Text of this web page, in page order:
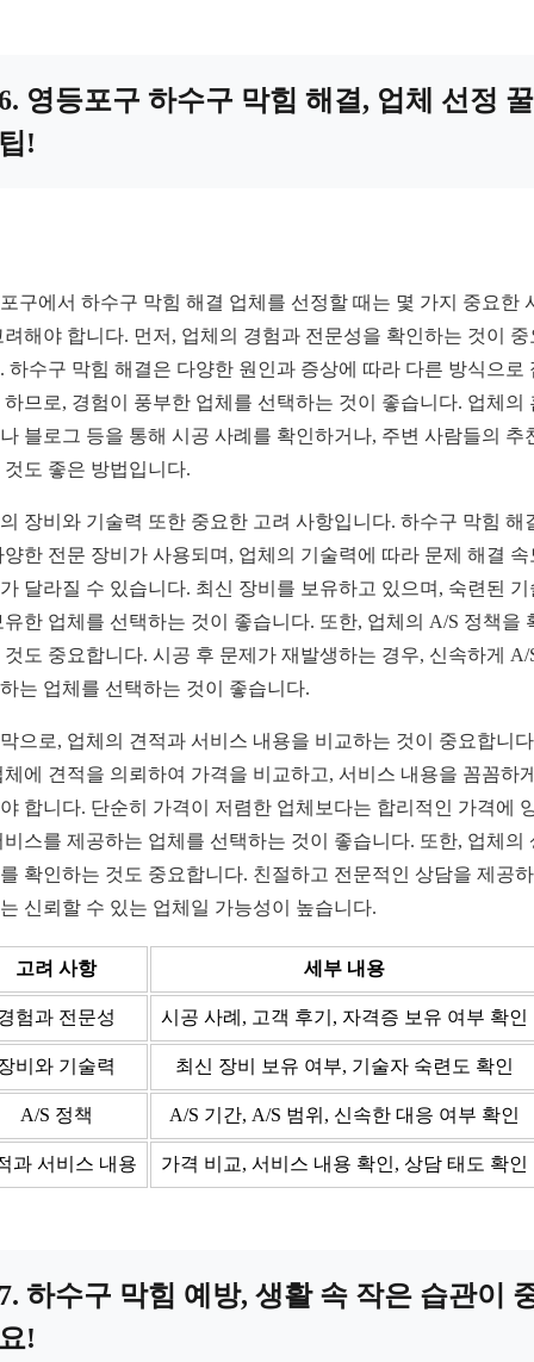
영등포구 하수구 막힘 해결, 업체 선정 꿀
!
구에서 하수구 막힘 해결 업체를 선정할 때는 몇 가지 중요한
려해야 합니다. 먼저, 업체의 경험과 전문성을 확인하는 것이 중
하수구 막힘 해결은 다양한 원인과 증상에 따라 다른 방식으로
하므로, 경험이 풍부한 업체를 선택하는 것이 좋습니다. 업체의
블로그 등을 통해 시공 사례를 확인하거나, 주변 사람들의 추
것도 좋은 방법입니다.
장비와 기술력 또한 중요한 고려 사항입니다. 하수구 막힘 해
양한 전문 장비가 사용되며, 업체의 기술력에 따라 문제 해결 속
달라질 수 있습니다. 최신 장비를 보유하고 있으며, 숙련된 기
유한 업체를 선택하는 것이 좋습니다. 또한, 업체의 A/S 정책을
것도 중요합니다. 시공 후 문제가 재발생하는 경우, 신속하게 A/
는 업체를 선택하는 것이 좋습니다.
으로, 업체의 견적과 서비스 내용을 비교하는 것이 중요합니
체에 견적을 의뢰하여 가격을 비교하고, 서비스 내용을 꼼꼼하
합니다. 단순히 가격이 저렴한 업체보다는 합리적인 가격에
비스를 제공하는 업체를 선택하는 것이 좋습니다. 또한, 업체의
확인하는 것도 중요합니다. 친절하고 전문적인 상담을 제공
신뢰할 수 있는 업체일 가능성이 높습니다.
고려 사항 세부 내용
험과 전문성 시공 사례, 고객 후기, 자격증 보유 여부 확인
비와 기술력 최신 장비 보유 여부, 기술자 숙련도 확인
A/S 정책 A/S 기간, A/S 범위, 신속한 대응 여부 확인
과 서비스 내용 가격 비교, 서비스 내용 확인, 상담 태도 확인
하수구 막힘 예방, 생활 속 작은 습관이
!